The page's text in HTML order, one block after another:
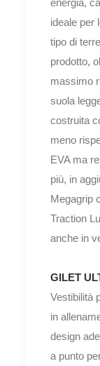
energia,
ideale per
tipo di
prodotto,
massimo
suola
costruita
meno
EVA ma
più, in
Megagrip
Traction
anche in
GILET
Vestibilità
in
design
a punto